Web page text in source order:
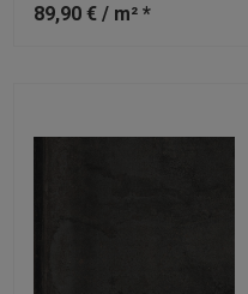
89,90 € / m² *